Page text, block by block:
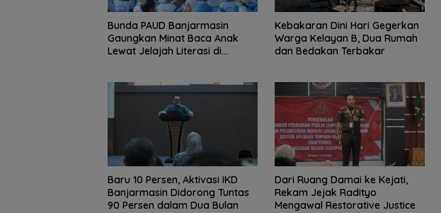
Bunda PAUD Banjarmasin
Gaungkan Minat Baca Anak
Lewat Jelajah Literasi di
Kebakaran Dini Hari Gegerkan
Warga Kelayan B, Dua Rumah
dan Bedakan Terbakar
Baru 10 Persen, Aktivasi IKD
Banjarmasin Didorong Tuntas
90 Persen dalam Dua Bulan
Dari Ruang Damai ke Kejati,
Rekam Jejak Radityo
Mengawal Restorative Justice